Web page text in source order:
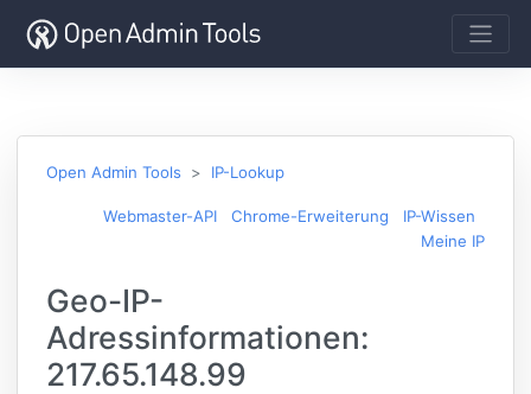
Open Admin Tools IP-Lookup
Webmaster-API Chrome-Erweiterung
IP-Wissen
Meine IP
Geo-IP-
Adressinformationen:
217.65.148.99